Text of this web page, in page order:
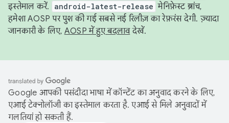
इस्तेमाल करें.
android-latest-release मेनिफ़ेस्ट ब्रांच,
हमेशा AOSP पर पुश की गई सबसे नई रिलीज़ का रेफ़रंस देगी. ज़्यादा
जानकारी के लिए, AOSP में हुए बदलावदेखें.
Google आपकी पसंदीदा भाषा में कॉन्टेंट का अनुवाद करने के लिए,
एआई टेक्नोलॉजी का इस्तेमाल करता है. एआई से मिले अनुवादों में
गलतियां हो सकती हैं.